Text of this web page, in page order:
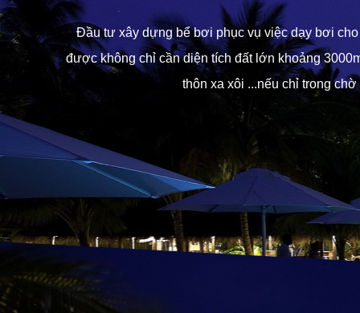
Đầu tư xây dựng bể bơi phục vụ việc dạy bơi
được không chỉ cần diện tích đất lớn khoảng
thôn xa xôi ...nếu chỉ trong